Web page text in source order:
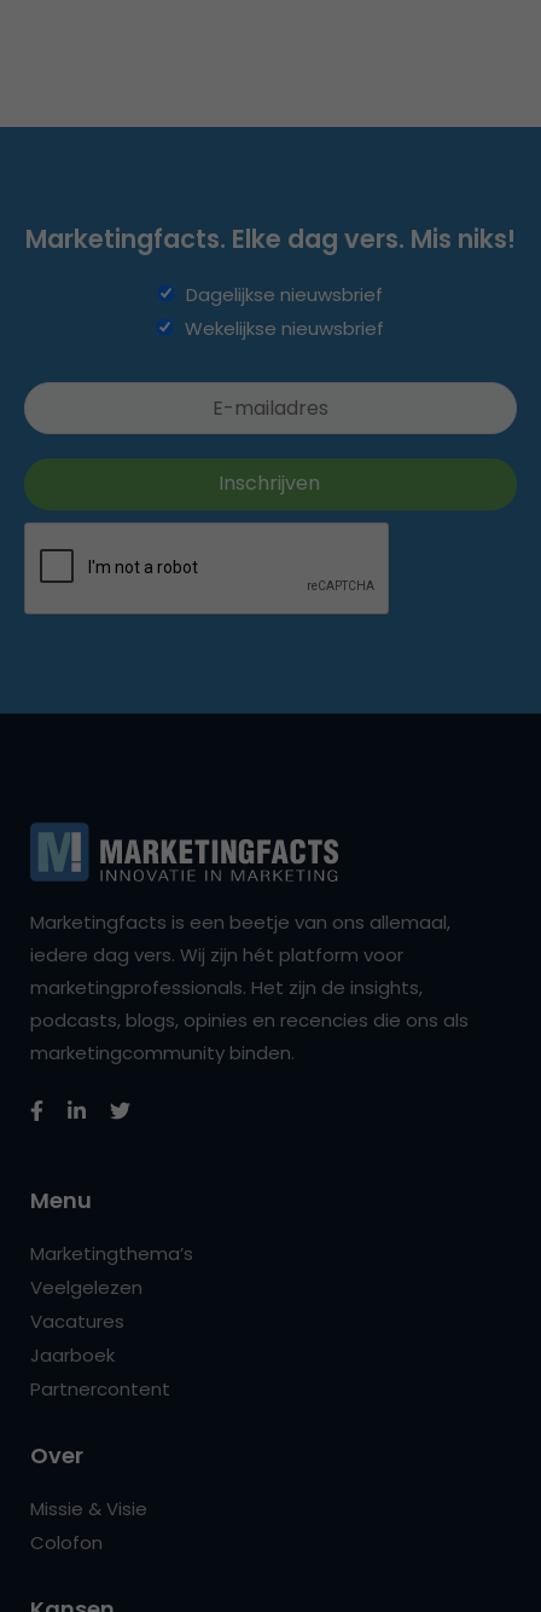
Marketingfacts. Elke dag vers. Mis niks!
Dagelijkse nieuwsbrief
Wekelijkse nieuwsbrief
Marketingfacts is een beetje van ons allemaal,
iedere dag vers. Wij zijn hét platform voor
marketingprofessionals. Het zijn de insights,
podcasts, blogs, opinies en recencies die ons als
marketingcommunity binden.
Menu
Marketingthema’s
Veelgelezen
Vacatures
Jaarboek
Partnercontent
Over
Missie & Visie
Colofon